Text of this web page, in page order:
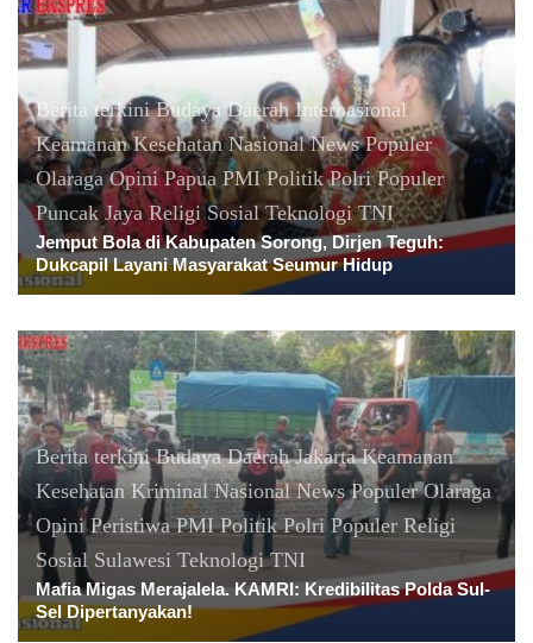
Berita terkini Budaya Daerah Internasional
Keamanan Kesehatan Nasional News Populer
Olaraga Opini Papua PMI Politik Polri Populer
Puncak Jaya Religi Sosial Teknologi TNI
Jemput Bola di Kabupaten Sorong, Dirjen Teguh:
Dukcapil Layani Masyarakat Seumur Hidup
Berita terkini Budaya Daerah Jakarta Keamanan
Kesehatan Kriminal Nasional News Populer Olaraga
Opini Peristiwa PMI Politik Polri Populer Religi
Sosial Sulawesi Teknologi TNI
Mafia Migas Merajalela. KAMRI: Kredibilitas Polda Sul-
Sel Dipertanyakan!